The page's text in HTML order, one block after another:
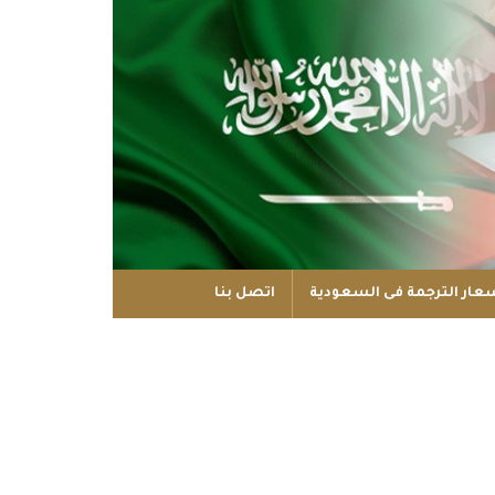
الترجمة فى السعودية اتصل بنا